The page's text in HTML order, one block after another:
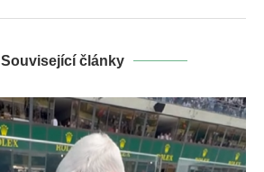
Související články